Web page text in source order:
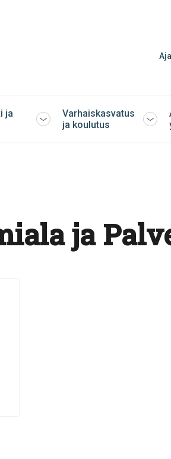
ja
Avaa
Varhaiskasvatus
ja koulutus
Avaa
ja